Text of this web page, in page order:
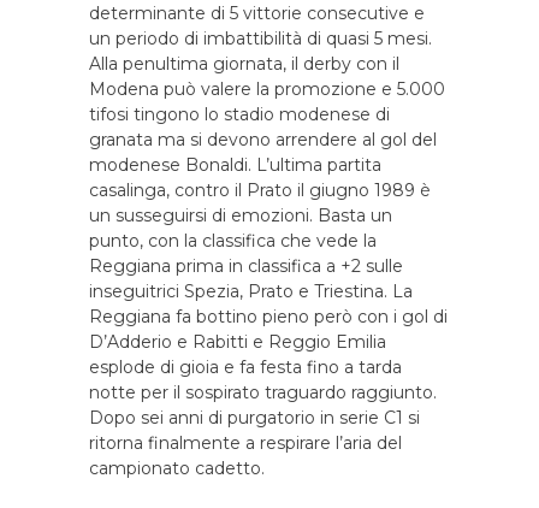
determinante di 5 vittorie consecutive e
un periodo di imbattibilità di quasi 5 mesi.
Alla penultima giornata, il derby con il
Modena può valere la promozione e 5.000
tifosi tingono lo stadio modenese di
granata ma si devono arrendere al gol del
modenese Bonaldi. L’ultima partita
casalinga, contro il Prato il giugno 1989 è
un susseguirsi di emozioni. Basta un
punto, con la classifica che vede la
Reggiana prima in classifica a +2 sulle
inseguitrici Spezia, Prato e Triestina. La
Reggiana fa bottino pieno però con i gol di
D’Adderio e Rabitti e Reggio Emilia
esplode di gioia e fa festa fino a tarda
notte per il sospirato traguardo raggiunto.
Dopo sei anni di purgatorio in serie C1 si
ritorna finalmente a respirare l’aria del
campionato cadetto.